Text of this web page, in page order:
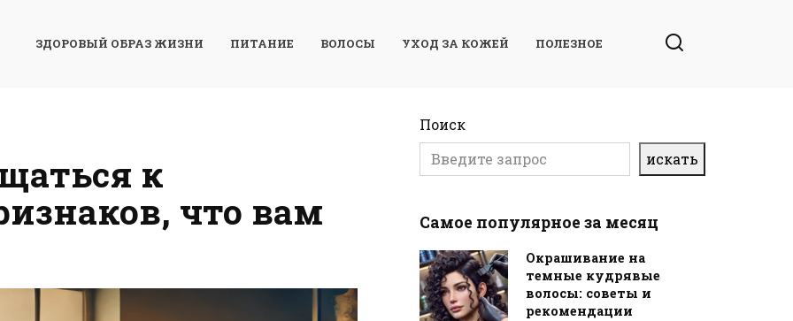
ЗДОРОВЫЙ ОБРАЗ ЖИЗНИ ПИТАНИЕ ВОЛОСЫ УХОД ЗА КОЖЕЙ ПОЛЕЗНОЕ
к
что вам
Поиск
искать
Самое популярное за месяц
Окрашивание на
темные кудрявые
волосы: советы и
рекомендации